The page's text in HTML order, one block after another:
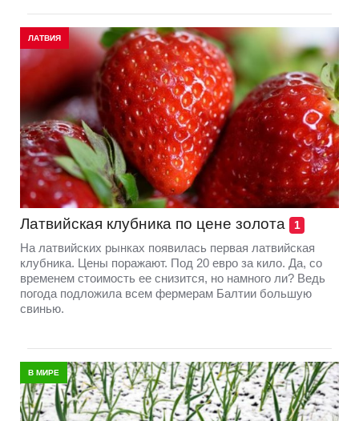
ЛАТВИЯ
Латвийская клубника по цене золота 1
На латвийских рынках появилась первая латвийская
клубника. Цены поражают. Под 20 евро за кило. Да, со
временем стоимость ее снизится, но намного ли? Ведь
погода подложила всем фермерам Балтии большую
свинью.
В МИРЕ